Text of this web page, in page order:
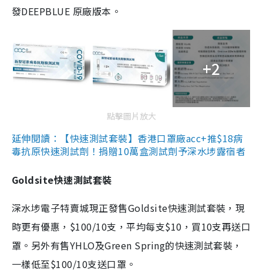
發DEEPBLUE 原廠版本。
+2
點擊圖片放大
延伸閱讀：【快速測試套裝】香港口罩廠acc+推$18病
毒抗原快速測試劑！捐贈10萬盒測試劑予深水埗露宿者
Goldsite快速測試套裝
深水埗電子特賣城現正發售Goldsite快速測試套裝，現
時更有優惠，$100/10支，平均每支$10，買10支再送口
罩。另外有售YHLO及Green Spring的快速測試套裝，
一樣低至$100/10支送口罩。